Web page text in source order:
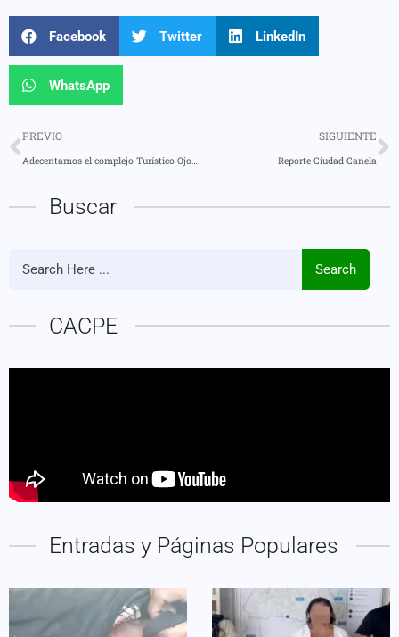
Facebook Twitter LinkedIn
WhatsApp
PREVIO
Adecentamos el complejo Turístico Ojo de Agua en Madre Tierra
SIGUIENTE
Reporte Ciudad Canela
Buscar
Search
CACPE
Entradas y Páginas Populares